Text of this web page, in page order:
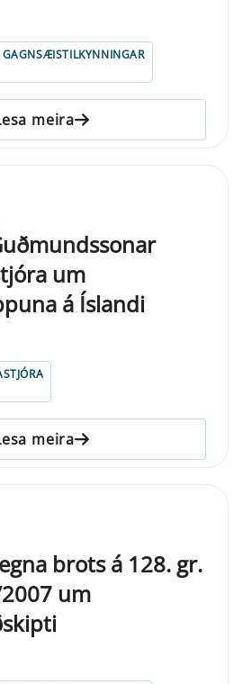
GAGNSÆISTILKYNNINGAR
meira
um
á Íslandi
meira
brots á 128. gr.
um